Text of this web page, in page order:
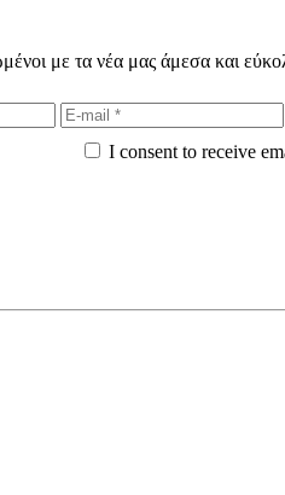
με τα νέα μας άμεσα και
I consent to receive